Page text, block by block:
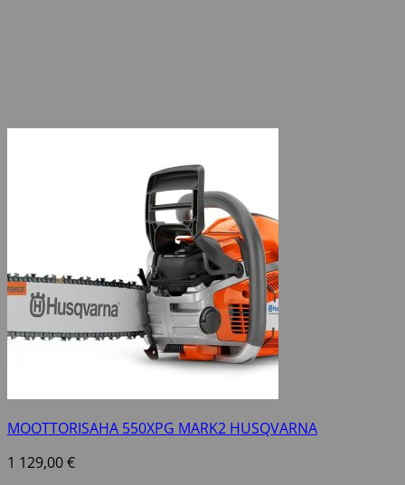
MOOTTORISAHA 550XPG MARK2 HUSQVARNA
1 129,00€